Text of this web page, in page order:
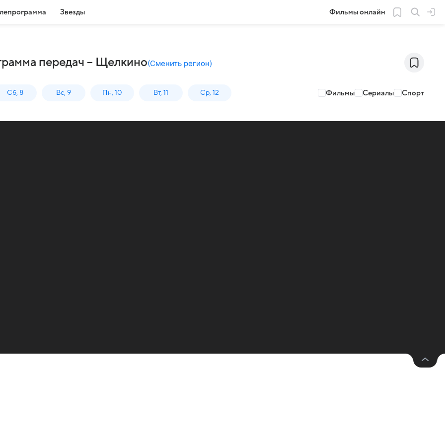
Звезды Фильмы онлайн
передач – Щелкино(Сменить регион)
Сб, 8 Вс, 9 Пн, 10 Вт, 11 Ср, 12 Фильмы Сериалы Спорт